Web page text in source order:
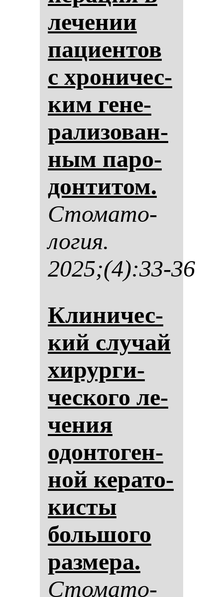
ле­че­нии
па­ци­ен­тов
с хро­ни­чес­
ким ге­не­
ра­ли­зо­ван­
ным па­ро­
дон­ти­том.
Сто­ма­то­
ло­гия.
2025;(4):33-36
Кли­ни­чес­
кий слу­чай
хи­рур­ги­
чес­ко­го ле­
че­ния
одон­то­ген­
ной ке­ра­то­
кис­ты
боль­шо­го
раз­ме­ра.
Сто­ма­то­